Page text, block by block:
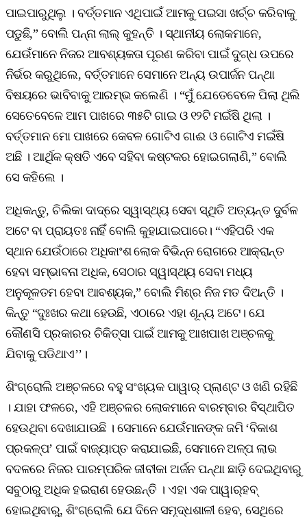
ପାଇପାରୁଥିଲୁ । ବର୍ତ୍ତମାନ ଏଥିପାଇଁ ଆମକୁ ପଇସା ଖର୍ଚ୍ଚ କରିବାକୁ
ପଡୁଛି,” ବୋଲି ପନ୍ନା ଲାଲ୍‌ କୁହନ୍ତି । ସ୍ଥାନୀୟ ଲୋକମାନେ,
ଯେଉଁମାନେ ନିଜର ଆବଶ୍ୟକତା ପୂରଣ କରିବା ପାଇଁ ଦୁଗ୍ଧ ଉପରେ
ନିର୍ଭର କରୁଥିଲେ, ବର୍ତ୍ତମାନେ ସେମାନେ ଅନ୍ୟ ଉପାର୍ଜନ ପନ୍ଥା
ବିଷୟରେ ଭାବିବାକୁ ଆରମ୍ଭ କଲେଣି । “ମୁଁ ଯେତେବେଳେ ପିଲା ଥିଲି
ସେତେବେଳେ ଆମ ପାଖରେ ୩୫ଟି ଗାଇ ଓ ୧୨ଟି ମଇଁଷି ଥିଲା ।
ବର୍ତ୍ତମାନ ମୋ ପାଖରେ କେବଳ ଗୋଟିଏ ଗାଈ ଓ ଗୋଟିଏ ମଇଁଷି
ଅଛି । ଆର୍ଥିକ କ୍ଷତି ଏବେ ସହିବା କଷ୍ଟକର ହୋଇଗଲାଣି,” ବୋଲି
ସେ କହିଲେ ।
ଅଧିକନ୍ତୁ, ଚିଲିକା ଦାଦ୍‌ରେ ସ୍ୱାସ୍ଥ୍ୟ ସେବା ସ୍ଥିତି ଅତ୍ୟନ୍ତ ଦୁର୍ବଳ
ଅଟେ ବା ପ୍ରାୟତଃ ନାହିଁ ବୋଲି କୁହାଯାଇପାରେ। “ଏହିପରି ଏକ
ସ୍ଥାନ ଯେଉଁଠାରେ ଅଧିକାଂଶ ଲୋକ ବିଭିନ୍ନ ରୋଗରେ ଆକ୍ରାନ୍ତ
ହେବା ସମ୍ଭାବନା ଅଧିକ, ସେଠାର ସ୍ୱାସ୍ଥ୍ୟ ସେବା ମଧ୍ୟ
ଅନୁକୂଳତମ ହେବା ଆବଶ୍ୟକ,” ବୋଲି ମିଶ୍ର ନିଜ ମତ ଦିଅନ୍ତି ।
କିନ୍ତୁ “ଦୁଃଖର କଥା ହେଉଛି, ଏଠାରେ ଏହା ଶୂନ୍ୟ ଅଟେ। ଯେ
କୌଣସି ପ୍ରକାରର ଚିକିତ୍ସା ପାଇଁ ଆମକୁ ଆଖପାଖ ଅଞ୍ଚଳକୁ
ଯିବାକୁ ପଡିଥାଏ’’।
ଶିଂଗ୍ରୋଲି ଅଞ୍ଚଳରେ ବହୁ ସଂଖ୍ୟକ ପାୱାର୍‌ ପ୍ଲାଣ୍ଟ ଓ ଖଣି ରହିଛି
। ଯାହା ଫଳରେ, ଏହି ଅଞ୍ଚଳର ଲୋକମାନେ ବାରମ୍ବାର ବିସ୍ଥାପିତ
ହେଉଥିବା ଦେଖାଯାଉଛି । ସେମାନେ ଯେଉଁମାନଙ୍କ ଜମି ‘ବିକାଶ
ପ୍ରକଳ୍ପ’ ପାଇଁ ବାଜ୍ୟାପ୍ତ କରାଯାଇଛି, ସେମାନେ ଅଳ୍ପ ଲାଭ
ବଦଳରେ ନିଜର ପାରମ୍ପରିକ ଜୀବୀକା ଅର୍ଜନ ପନ୍ଥା ଛାଡ଼ି ଦେଇଥିବାରୁ
ସବୁଠାରୁ ଅଧିକ ହଇରାଣ ହେଉଛନ୍ତି । ଏହା ଏକ ପାୱାର୍‌ହବ୍‌
ହୋଇଥିବାରୁ, ଶିଂଗ୍ରୋଲି ଯେ ଦିନେ ସମୃଦ୍ଧଶାଳୀ ହେବ, ସେଥିରେ